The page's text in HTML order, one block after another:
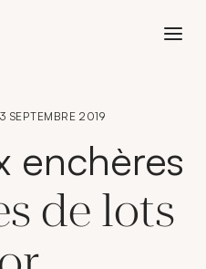
à l'accueil de Crédit Municipal
SEPTEMBRE 2019
enchères
de lots